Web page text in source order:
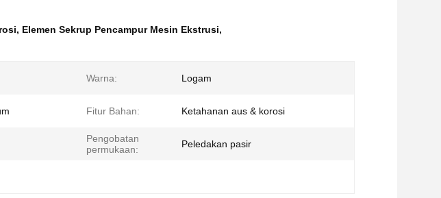
, Elemen Sekrup Pencampur Mesin Ekstrusi,
Warna: Logam
Fitur Bahan: Ketahanan aus & korosi
Pengobatan
permukaan:
Peledakan pasir